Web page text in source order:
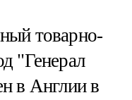
товарно-
"Генерал
в Англии в